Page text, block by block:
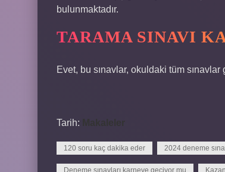
bulunmaktadır.
TARAMA SINAVI
Evet, bu sınavlar, okuldaki tüm sınavlar
Tarih: Makaleler
120 soru kaç dakika eder 2024 deneme
Deneme sınavları karneye geçiyor mu